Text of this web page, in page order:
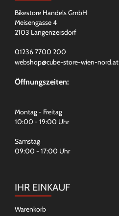
Bikestore Handels GmbH
Meisengasse 4
2103 Langenzersdorf
01236 7700 200
webshop@cube-store-wien-nord.at
Öffnungszeiten:
Montag - Freitag
10:00 - 19:00 Uhr
Samstag
09:00 - 17:00 Uhr
IHR EINKAUF
Warenkorb